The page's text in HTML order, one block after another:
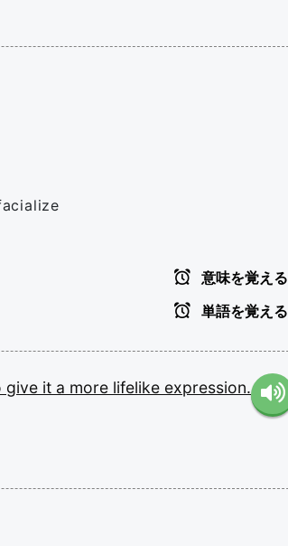
意味を覚える
単語を覚える
give it a more lifelike expression.